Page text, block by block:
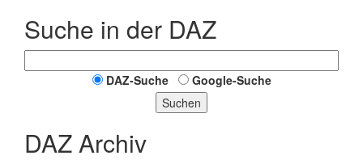
Suche in der DAZ
DAZ-Suche
Google-Suche
Suchen
DAZ Archiv